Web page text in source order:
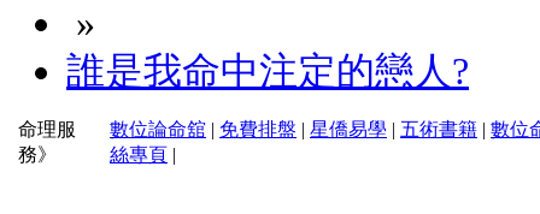
»
誰是我命中注定的戀人?
命理服
務》
數位論命舘 | 免費排盤 | 星僑易學 | 五術書籍 | 數位
絲專頁 |